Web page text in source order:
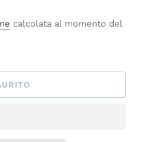
calcolata al momento del